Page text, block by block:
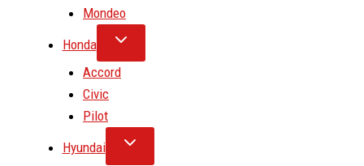
Mondeo
Honda
Accord
Civic
Pilot
Hyundai